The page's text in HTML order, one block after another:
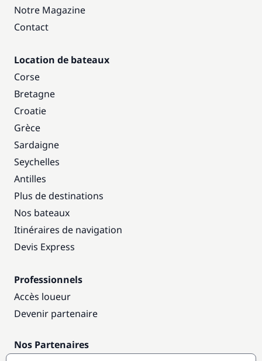
Notre Magazine
Contact
Location de bateaux
Corse
Bretagne
Croatie
Grèce
Sardaigne
Seychelles
Antilles
Plus de destinations
Nos bateaux
Itinéraires de navigation
Devis Express
Professionnels
Accès loueur
Devenir partenaire
Nos Partenaires